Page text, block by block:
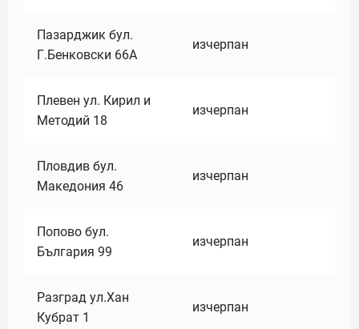
Пазарджик бул.
Г.Бенковски 66А
изчерпан
Плевен ул. Кирил и
Методий 18
изчерпан
Пловдив бул.
Македония 46
изчерпан
Попово бул.
България 99
изчерпан
Разград ул.Хан
Кубрат 1
изчерпан